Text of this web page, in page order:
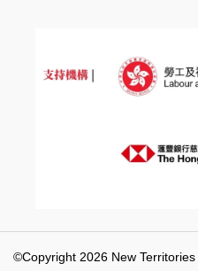
©Copyright 2026 New Territories